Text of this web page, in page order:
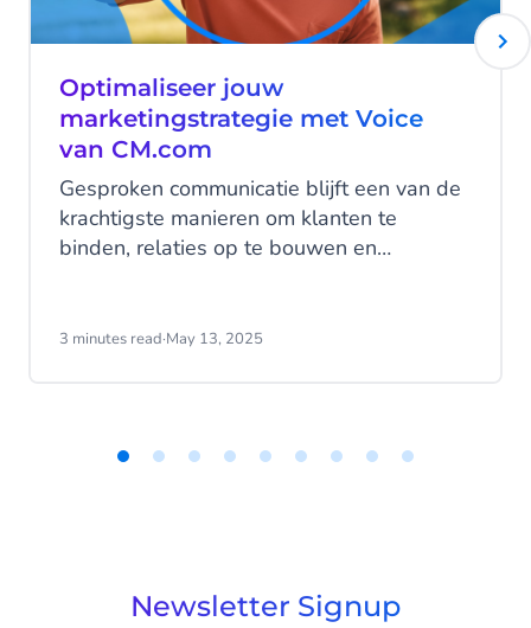
Optimaliseer jouw
marketingstrategie met Voice
van CM.com
Gesproken communicatie blijft een van de
krachtigste manieren om klanten te
binden, relaties op te bouwen en
hoger zijn dan ooit, hebben bedrijven een
3 minutes read·May 13, 2025
Newsletter Signup